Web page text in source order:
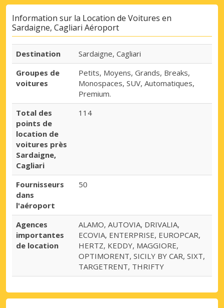
Information sur la Location de Voitures en
Sardaigne, Cagliari Aéroport
Destination
Sardaigne, Cagliari
Groupes de
voitures
Petits, Moyens, Grands, Breaks,
Monospaces, SUV, Automatiques,
Premium.
Total des
points de
location de
voitures près
Sardaigne,
Cagliari
114
Fournisseurs
dans
l'aéroport
50
Agences
importantes
de location
ALAMO, AUTOVIA, DRIVALIA,
ECOVIA, ENTERPRISE, EUROPCAR,
HERTZ, KEDDY, MAGGIORE,
OPTIMORENT, SICILY BY CAR, SIXT,
TARGETRENT, THRIFTY